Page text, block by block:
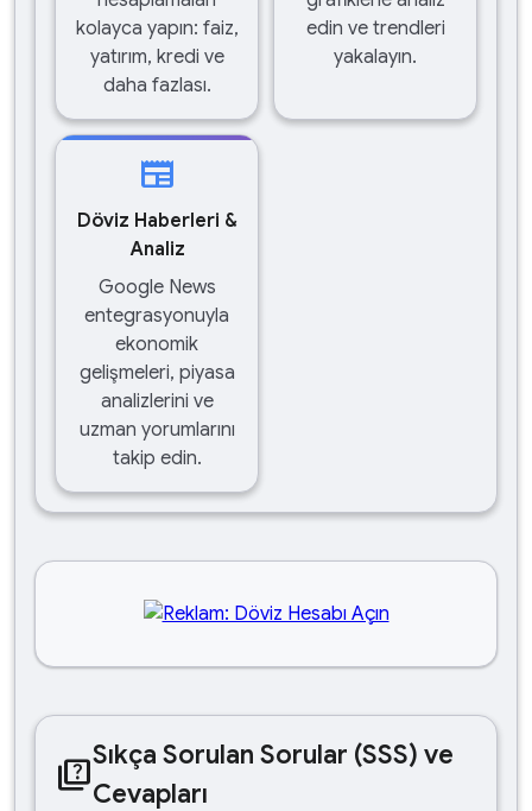
kolayca yapın: faiz,
yatırım, kredi ve
daha fazlası.
edin ve trendleri
yakalayın.
newspaper
Döviz Haberleri &
Analiz
Google News
entegrasyonuyla
ekonomik
gelişmeleri, piyasa
analizlerini ve
uzman yorumlarını
takip edin.
quizSıkça Sorulan Sorular (SSS) ve
Cevapları